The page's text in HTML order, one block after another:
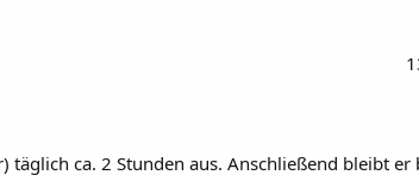
ca. 2 Stunden aus. Anschließend bleibt er